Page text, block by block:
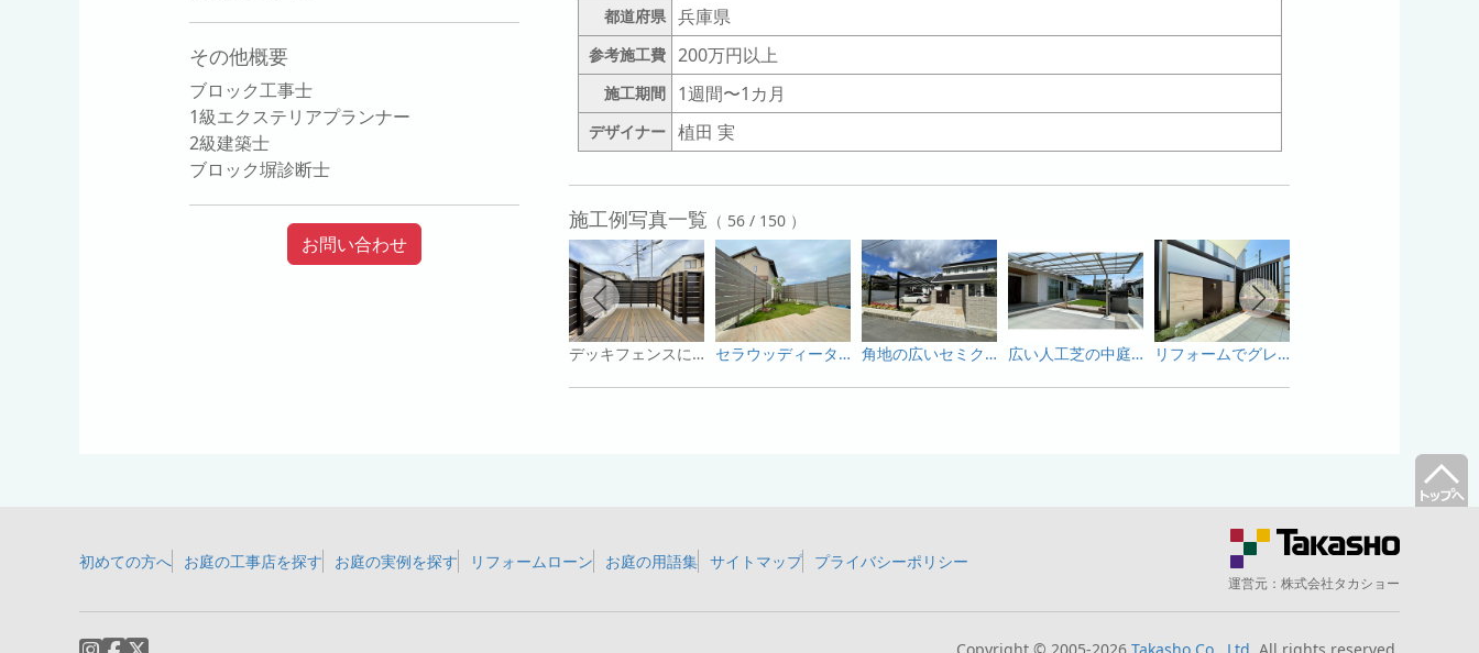
その他概要
ブロック工事士
1級エクステリアプランナー
2級建築士
ブロック塀診断士
お問い合わせ
都道府県 兵庫県
参考施工費 200万円以上
施工期間 1週間〜1カ月
デザイナー 植田 実
施工例写真一覧 （ 56 / 150 ）
デッキフェンスにモクプラボードを施工！ セラウッディータイルでつくるウッド調タイルテラス！ 角地の広いセミクローズ外構。Uスタイル アゼストのある駐車場！ 広い人工芝の中庭！セミクローズに仕上げた角地の平屋 リフォームでグレードアップしたマイガーデン
初めての方へ お庭の工事店を探す お庭の実例を探す リフォームローン お庭の用語集 サイトマップ プライバシーポリシー
運営元： 株式会社タカショー